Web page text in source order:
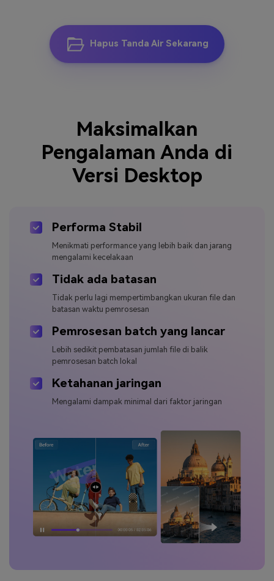
Hapus Tanda Air Sekarang
Maksimalkan
Pengalaman Anda di
Versi Desktop
Performa Stabil
Menikmati performance yang lebih baik dan jarang
mengalami kecelakaan
Tidak ada batasan
Tidak perlu lagi mempertimbangkan ukuran file dan
batasan waktu pemrosesan
Pemrosesan batch yang lancar
Lebih sedikit pembatasan jumlah file di balik
pemrosesan batch lokal
Ketahanan jaringan
Mengalami dampak minimal dari faktor jaringan